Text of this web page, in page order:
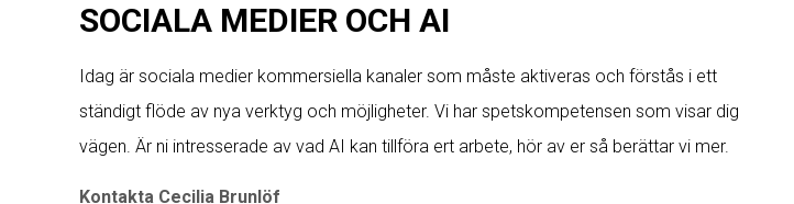
SOCIALA MEDIER OCH AI
Idag är sociala medier kommersiella kanaler som måste aktiveras och förstås i ett
ständigt flöde av nya verktyg och möjligheter. Vi har spetskompetensen som visar dig
vägen. Är ni intresserade av vad AI kan tillföra ert arbete, hör av er så berättar vi mer.
Kontakta Cecilia Brunlöf